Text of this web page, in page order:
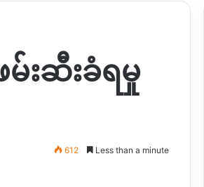
မ်းဆီးခံရမှု
612 Less than a minute